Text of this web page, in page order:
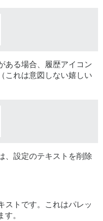
ある場合、履歴アイコン
これは意図しない嬉しい
、設定のテキストを削除
ストです。これはパレッ
す。